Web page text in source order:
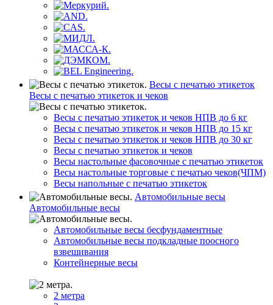
Весы с печатью этикеток
Весы с печатью этикеток и чеков
Весы с печатью этикеток и чеков НПВ до 6 кг
Весы с печатью этикеток и чеков НПВ до 15 кг
Весы с печатью этикеток и чеков НПВ до 30 кг
Весы с печатью этикеток и чеков
Весы настольные фасовочные с печатью этикеток
Весы настольные торговые с печатью чеков(ЧПМ)
Весы напольные с печатью этикеток
Автомобильные весы
Автомобильные весы
Автомобильные весы бесфундаментные
Автомобильные весы подкладные поосного
взвешивания
Контейнерные весы
2 метра